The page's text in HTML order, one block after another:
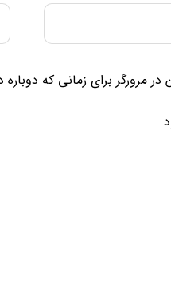
مرورگر برای زمانی که